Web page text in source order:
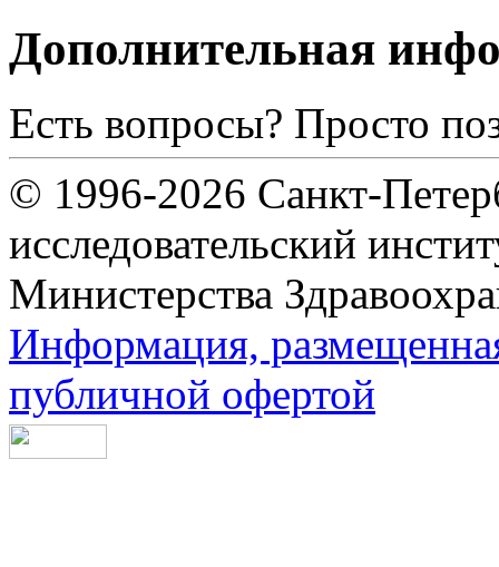
Дополнительная
Есть вопросы? Просто
© 1996-2026 Санкт-
исследовательский
Министерства
Информация,
публичной офертой